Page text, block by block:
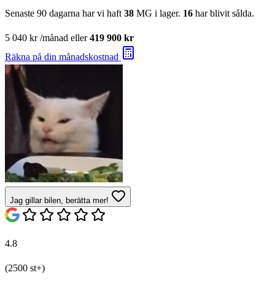
Senaste 90 dagarna har vi haft 38 MG i lager. 16 har blivit sålda.
5 040 kr /månad eller419 900 kr
Räkna på din månadskostnad
Jag gillar bilen, berätta mer!
4.8
(2500 st+)